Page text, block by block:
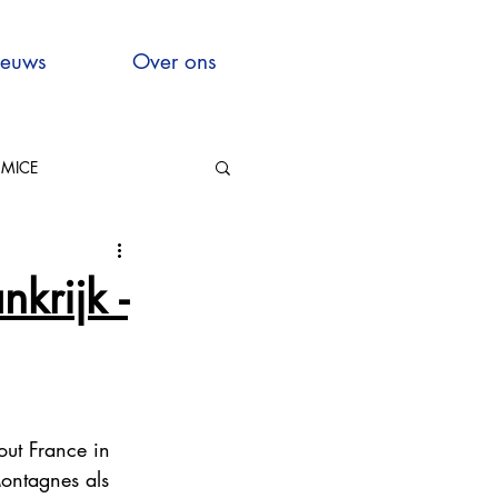
Over ons
MICE
Hauts-de-France
-
France in
als